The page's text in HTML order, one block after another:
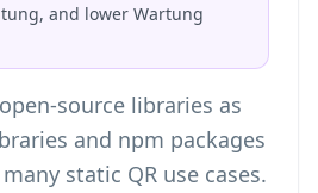
and lower Wartung
source libraries as
and npm packages
static QR use cases.